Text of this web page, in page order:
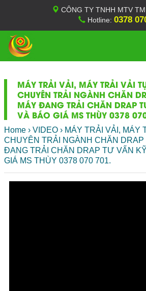
CÔNG TY TNHH MTV
Hotline: 0378
MÁY TRẢI VẢI, MÁY TRẢI VẢI
CHUYÊN TRẢI NGÀNH CHĂN
MÁY ĐANG TRẢI CHĂN DRAP
VÀ BÁO GIÁ MS THÙY 0378
Home › VIDEO › MÁY TRẢI VẢI, MÁY
CHUYÊN TRẢI NGÀNH CHĂN DRAP
ĐANG TRẢI CHĂN DRAP TƯ VẤN
GIÁ MS THÙY 0378 070 701.